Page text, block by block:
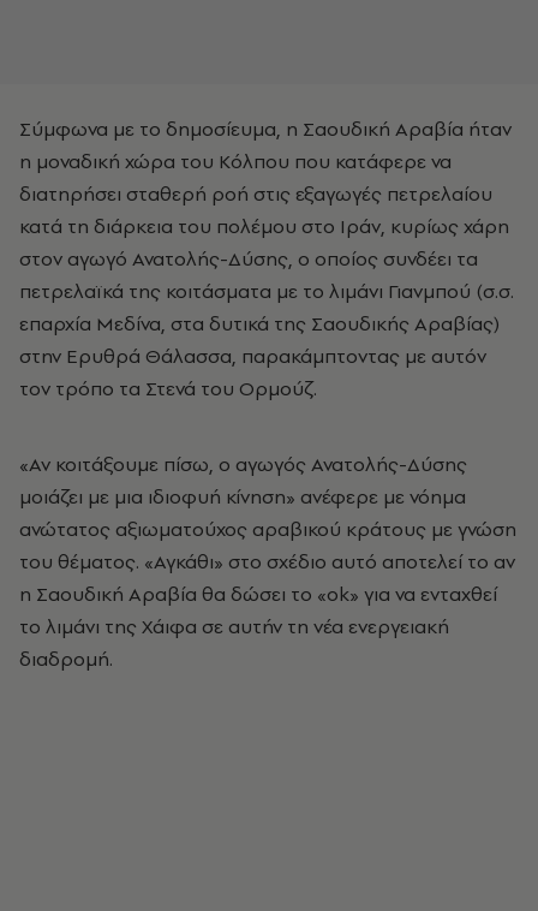
Σύμφωνα με το δημοσίευμα, η Σαουδική Αραβία ήταν
η μοναδική χώρα του Κόλπου που κατάφερε να
διατηρήσει σταθερή ροή στις εξαγωγές πετρελαίου
κατά τη διάρκεια του πολέμου στο Ιράν, κυρίως χάρη
στον αγωγό Ανατολής-Δύσης, ο οποίος συνδέει τα
πετρελαϊκά της κοιτάσματα με το λιμάνι Γιανμπού (σ.σ.
επαρχία Μεδίνα, στα δυτικά της Σαουδικής Αραβίας)
στην Ερυθρά Θάλασσα, παρακάμπτοντας με αυτόν
τον τρόπο τα Στενά του Ορμούζ.
«Αν κοιτάξουμε πίσω, ο αγωγός Ανατολής-Δύσης
μοιάζει με μια ιδιοφυή κίνηση» ανέφερε με νόημα
ανώτατος αξιωματούχος αραβικού κράτους με γνώση
του θέματος. «Αγκάθι» στο σχέδιο αυτό αποτελεί το αν
η Σαουδική Αραβία θα δώσει το «ok» για να ενταχθεί
το λιμάνι της Χάιφα σε αυτήν τη νέα ενεργειακή
διαδρομή.